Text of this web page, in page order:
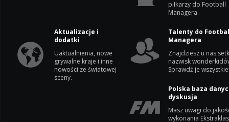
piłkarzy do Football
Managera.
Aktualizacje i
dodatki
Uaktualnienia, nowe
grywalne kraje i inne
nowości ze światowej
sceny.
Talenty do
Managera
Znajdziesz u nas
nazwisk
Sprawdź je
Polska baza
dyskusja
Masz uwagi do
wykonania